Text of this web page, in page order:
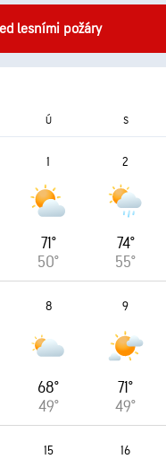
lesními požáry
Ú S
1
71°
50°
2
74°
55°
8
68°
49°
9
71°
49°
15 16